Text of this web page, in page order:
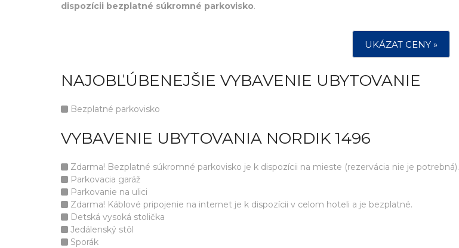
dispozícii bezplatné súkromné parkovisko.
UKÁZAT CENY »
NAJOBĽÚBENEJŠIE VYBAVENIE UBYTOVANIE
Bezplatné parkovisko
VYBAVENIE UBYTOVANIA NORDIK 1496
Zdarma! Bezplatné súkromné parkovisko je k dispozícii na mieste (rezervácia nie je potrebná).
Parkovacia garáž
Parkovanie na ulici
Zdarma! Káblové pripojenie na internet je k dispozícii v celom hoteli a je bezplatné.
Detská vysoká stolička
Jedálenský stôl
Sporák